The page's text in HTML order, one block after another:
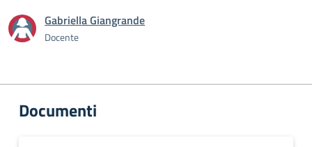
Gabriella Giangrande
Docente
Documenti